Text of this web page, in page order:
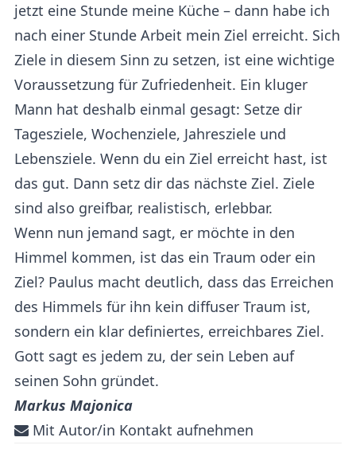
jetzt eine Stunde meine Küche – dann habe ich
nach einer Stunde Arbeit mein Ziel erreicht. Sich
Ziele in diesem Sinn zu setzen, ist eine wichtige
Voraussetzung für Zufriedenheit. Ein kluger
Mann hat deshalb einmal gesagt: Setze dir
Tagesziele, Wochenziele, Jahresziele und
Lebensziele. Wenn du ein Ziel erreicht hast, ist
das gut. Dann setz dir das nächste Ziel. Ziele
sind also greifbar, realistisch, erlebbar.
Wenn nun jemand sagt, er möchte in den
Himmel kommen, ist das ein Traum oder ein
Ziel? Paulus macht deutlich, dass das Erreichen
des Himmels für ihn kein diffuser Traum ist,
sondern ein klar definiertes, erreichbares Ziel.
Gott sagt es jedem zu, der sein Leben auf
seinen Sohn gründet.
Markus Majonica
Mit Autor/in Kontakt aufnehmen